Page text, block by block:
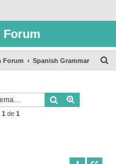
Forum
Forum Spanish Grammar
Buscar
1 de 1